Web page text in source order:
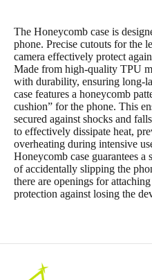
The Honeycomb case is
phone. Precise cutouts for the
camera effectively protect
Made from high-quality TPU
with durability, ensuring long-
case features a honeycomb
cushion” for the phone. This
secured against shocks and
to effectively dissipate heat,
overheating during intensive
Honeycomb case guarantees
of accidentally slipping the
there are openings for
protection against losing the